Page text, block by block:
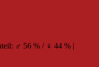
♂ 56 % / ♀ 44 % |